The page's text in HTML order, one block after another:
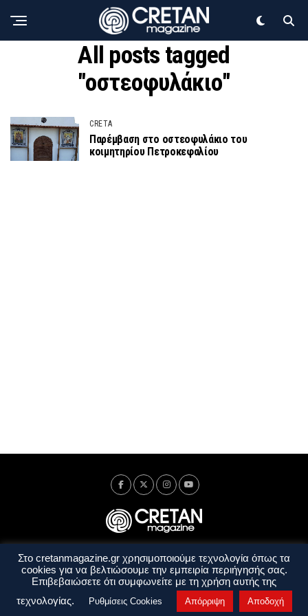
All posts tagged
"οστεοφυλάκιο"
CRETA
Παρέμβαση στο οστεοφυλάκιο του
κοιμητηρίου Πετροκεφαλίου
Ταυτότητα Πολιτική Απορρήτου
Όροι Χρήσης
Όροι και Προϋποθέσεις
Στο cretanmagazine.gr χρησιμοποιούμε τεχνολογία όπως τα
cookies για να βελτιώσουμε την εμπειρία περιήγησής σας.
Επιβεβαιώσετε ότι συμφωνείτε με τη χρήση αυτής της
τεχνολογίας.
Ρυθμίσεις Cookies Απόρριψη Αποδοχή